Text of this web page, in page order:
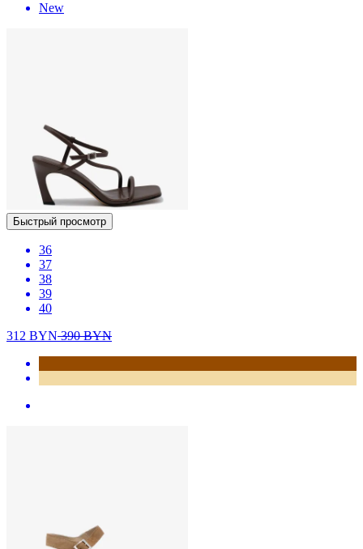
New
Быстрый просмотр
36
37
38
39
40
312 BYN390BYN